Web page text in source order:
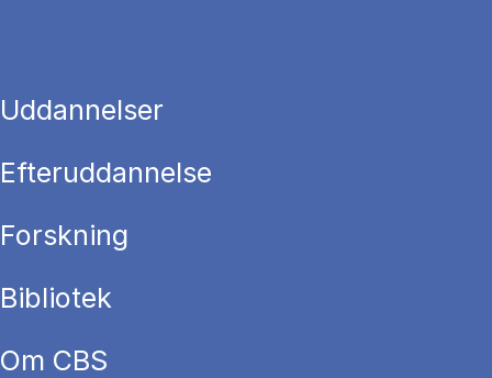
Uddannelser
Efteruddannelse
Forskning
Bibliotek
Om CBS